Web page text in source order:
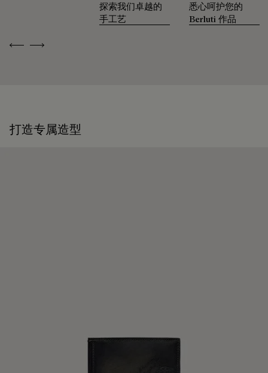
延续作品的生命力
Previous
Next
探索我们卓越的
手工艺
悉心呵护您的
Berluti 作品
打造专属造型